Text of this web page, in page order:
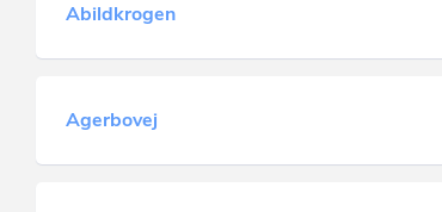
Abildkrogen
Agerbovej